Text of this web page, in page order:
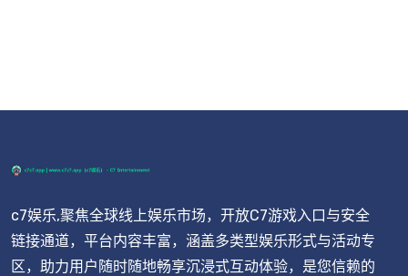
c7娱乐,聚焦全球线上娱乐市场，开放C7游戏入口与安全
链接通道，平台内容丰富，涵盖多类型娱乐形式与活动专
区，助力用户随时随地畅享沉浸式互动体验，是您信赖的